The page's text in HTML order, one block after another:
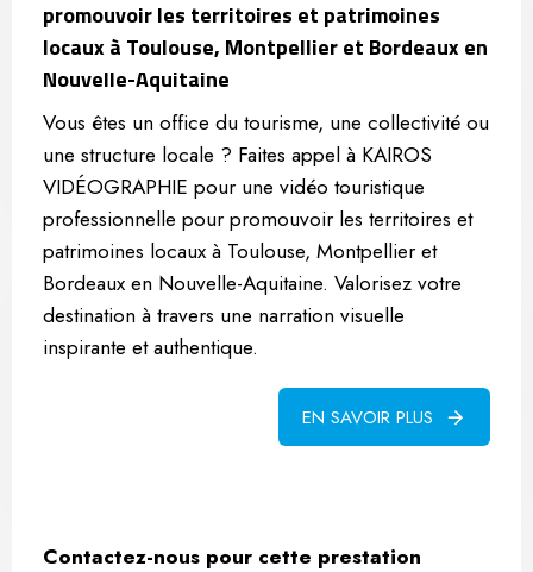
promouvoir les territoires et patrimoines
locaux à Toulouse, Montpellier et Bordeaux en
Nouvelle-Aquitaine
Vous êtes un office du tourisme, une collectivité ou
une structure locale ? Faites appel à KAIROS
VIDÉOGRAPHIE pour une vidéo touristique
professionnelle pour promouvoir les territoires et
patrimoines locaux à Toulouse, Montpellier et
Bordeaux en Nouvelle-Aquitaine. Valorisez votre
destination à travers une narration visuelle
inspirante et authentique.
EN SAVOIR PLUS
Contactez-nous pour cette prestation